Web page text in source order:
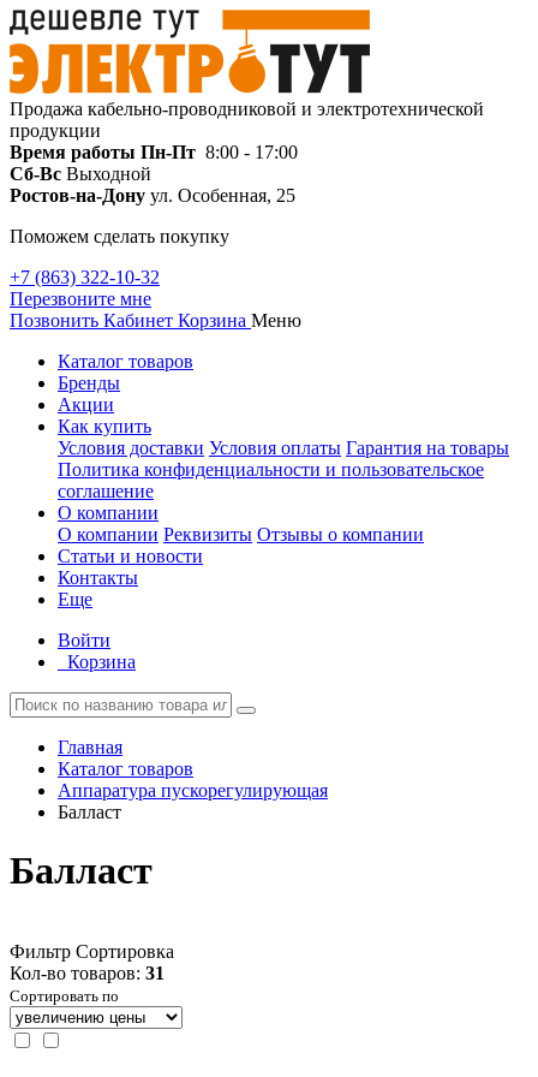
Продажа кабельно-проводниковой и электротехнической
продукции
Время работы Пн-Пт 8:00 - 17:00
Сб-Вс Выходной
Ростов-на-Дону ул. Особенная, 25
Поможем сделать покупку
+7 (863) 322-10-32
Перезвоните мне
Позвонить Кабинет Корзина Меню
Каталог товаров
Бренды
Акции
Как купить
Условия доставки Условия оплаты Гарантия на товары
Политика конфиденциальности и пользовательское
соглашение
О компании
О компании Реквизиты Отзывы о компании
Статьи и новости
Контакты
Еще
Войти
Корзина
Главная
Каталог товаров
Аппаратура пускорегулирующая
Балласт
Балласт
Фильтр Сортировка
Кол-во товаров: 31
Сортировать по